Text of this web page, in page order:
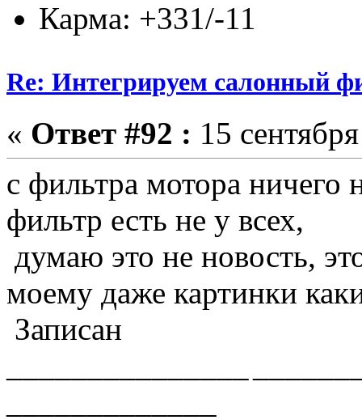
Карма: +331/-11
Re: Интегрируем салонный
« Ответ #92 : 15
с фильтра мотора ничего
фильтр есть не у всех,
думаю это не новость,
моему даже картинки
Записан